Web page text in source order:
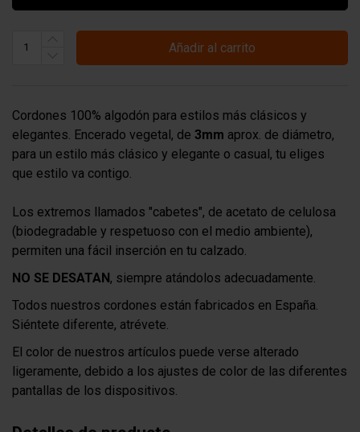
Añadir al carrito
Cordones 100% algodón para estilos más clásicos y
elegantes. Encerado vegetal, de 3mm aprox. de diámetro,
para un estilo más clásico y elegante o casual, tu eliges
que estilo va contigo.
Los extremos llamados "cabetes", de acetato de celulosa
(biodegradable y respetuoso con el medio ambiente),
permiten una fácil inserción en tu calzado.
NO SE DESATAN, siempre atándolos adecuadamente.
Todos nuestros cordones están fabricados en España.
Siéntete diferente, atrévete.
El color de nuestros artículos puede verse alterado
ligeramente, debido a los ajustes de color de las diferentes
pantallas de los dispositivos.